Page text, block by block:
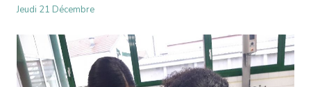
Jeudi 21 Décembre